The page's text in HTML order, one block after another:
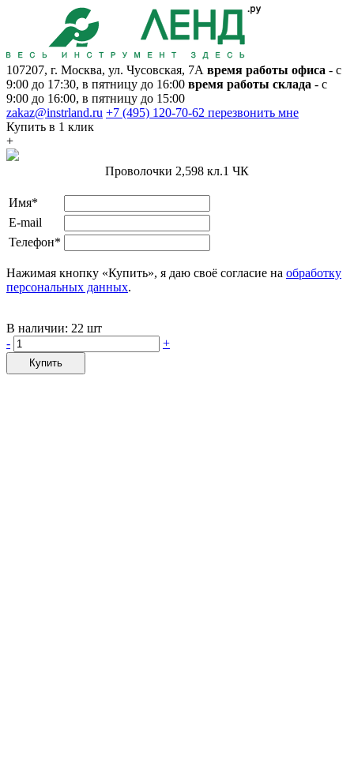
107207, г. Москва, ул. Чусовская, 7А время работы офиса - с
9:00 до 17:30, в пятницу до 16:00 время работы склада - с
9:00 до 16:00, в пятницу до 15:00
zakaz@instrland.ru +7 (495) 120-70-62 перезвонить мне
Купить в 1 клик
+
Проволочки 2,598 кл.1 ЧК
Имя*
E-mail
Телефон*
Нажимая кнопку «Купить», я даю своё согласие на обработку
персональных данных.
В наличии: 22 шт
-
+
Купить